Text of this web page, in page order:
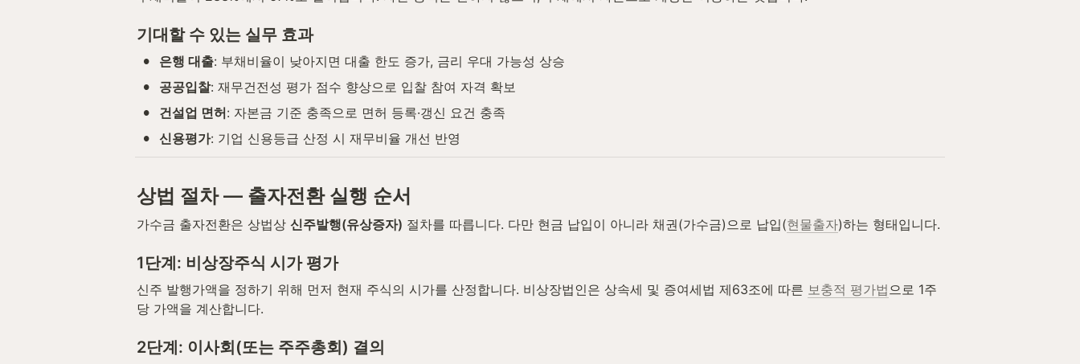
기대할 수 있는 실무 효과
• 은행 대출: 부채비율이 낮아지면 대출 한도 증가, 금리 우대 가능성 상승
• 공공입찰: 재무건전성 평가 점수 향상으로 입찰 참여 자격 확보
• 건설업 면허: 자본금 기준 충족으로 면허 등록·갱신 요건 충족
• 신용평가: 기업 신용등급 산정 시 재무비율 개선 반영
상법 절차 — 출자전환 실행 순서
가수금 출자전환은 상법상 신주발행(유상증자) 절차를 따릅니다. 다만 현금 납입이 아니라 채권(가수금)으로 납입(현물출자)하는 형태입니다.
1단계: 비상장주식 시가 평가
신주 발행가액을 정하기 위해 먼저 현재 주식의 시가를 산정합니다. 비상장법인은 상속세 및 증여세법 제63조에 따른 보충적 평가법 으로 1주
당 가액을 계산합니다.
2단계: 이사회(또는 주주총회) 결의